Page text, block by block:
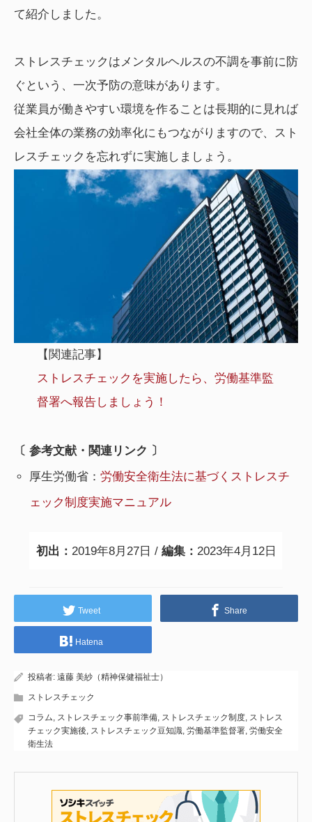
て紹介しました。
ストレスチェックはメンタルヘルスの不調を事前に防
ぐという、一次予防の意味があります。
従業員が働きやすい環境を作ることは長期的に見れば
会社全体の業務の効率化にもつながりますので、スト
レスチェックを忘れずに実施しましょう。
【関連記事】
ストレスチェックを実施したら、労働基準監
督署へ報告しましょう！
〔 参考文献・関連リンク 〕
厚生労働省：労働安全衛生法に基づくストレスチ
ェック制度実施マニュアル
初出： 2019年8月27日 / 編集： 2023年4月12日
Tweet Share
Hatena
投稿者: 遠藤 美紗（精神保健福祉士）
ストレスチェック
コラム, ストレスチェック事前準備, ストレスチェック制度, ストレス
チェック実施後, ストレスチェック豆知識, 労働基準監督署, 労働安全
衛生法